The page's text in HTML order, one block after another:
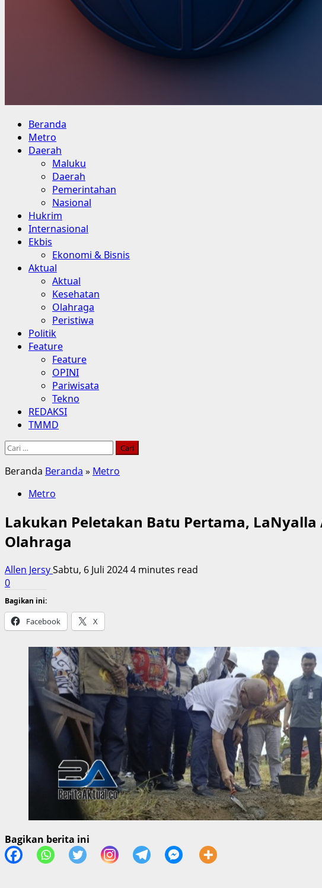
Primary
Menu
Beranda
Metro
Daerah
Maluku
Daerah
Pemerintahan
Nasional
Hukrim
Internasional
Ekbis
Ekonomi & Bisnis
Aktual
Aktual
Kesehatan
Olahraga
Peristiwa
Politik
Feature
Feature
OPINI
Pariwisata
Tekno
REDAKSI
TMMD
Cari
Beranda Beranda » Metro
Metro
Lakukan Peletakan Batu Pertama, LaNyalla
Olahraga
Allen JersySabtu, 6 Juli 20244 minutes read
0
Bagikan ini:
Facebook X
Bagikan berita ini